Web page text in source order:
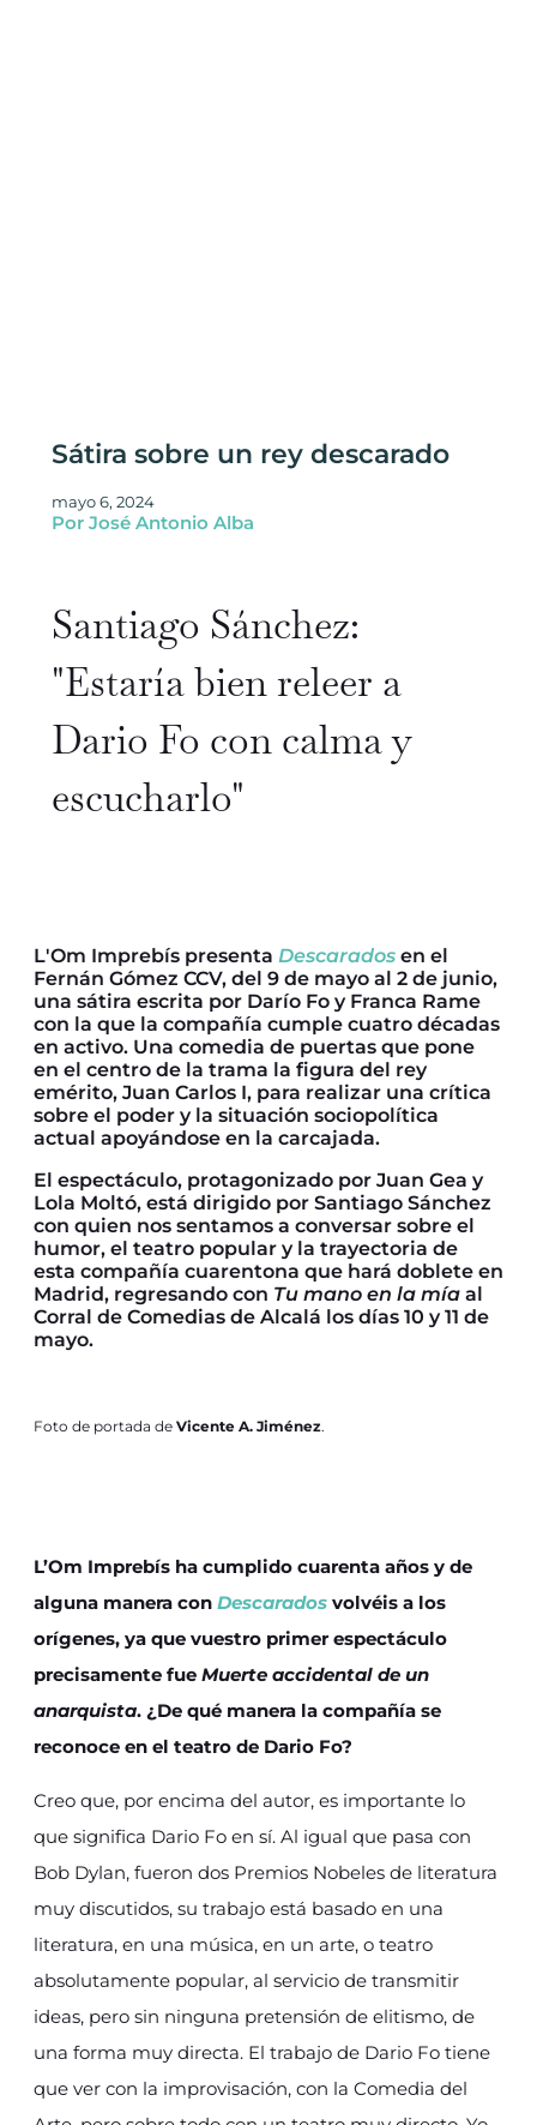
Sátira sobre un rey descarado
mayo 6, 2024
Por José Antonio Alba
Santiago Sánchez:
"Estaría bien releer a
Dario Fo con calma y
escucharlo"
L'Om Imprebís presenta Descarados en el
Fernán Gómez CCV, del 9 de mayo al 2 de junio,
una sátira escrita por Darío Fo y Franca Rame
con la que la compañía cumple cuatro décadas
en activo. Una comedia de puertas que pone
en el centro de la trama la figura del rey
emérito, Juan Carlos I, para realizar una crítica
sobre el poder y la situación sociopolítica
actual apoyándose en la carcajada.
El espectáculo, protagonizado por Juan Gea y
Lola Moltó, está dirigido por Santiago Sánchez
con quien nos sentamos a conversar sobre el
humor, el teatro popular y la trayectoria de
esta compañía cuarentona que hará doblete en
Madrid, regresando con Tu mano en la mía al
Corral de Comedias de Alcalá los días 10 y 11 de
mayo.
Foto de portada de Vicente A. Jiménez.
L’Om Imprebís ha cumplido cuarenta años y de
alguna manera con Descarados volvéis a los
orígenes, ya que vuestro primer espectáculo
precisamente fue Muerte accidental de un
anarquista. ¿De qué manera la compañía se
reconoce en el teatro de Dario Fo?
Creo que, por encima del autor, es importante lo
que significa Dario Fo en sí. Al igual que pasa con
Bob Dylan, fueron dos Premios Nobeles de literatura
muy discutidos, su trabajo está basado en una
literatura, en una música, en un arte, o teatro
absolutamente popular, al servicio de transmitir
ideas, pero sin ninguna pretensión de elitismo, de
una forma muy directa. El trabajo de Dario Fo tiene
que ver con la improvisación, con la Comedia del